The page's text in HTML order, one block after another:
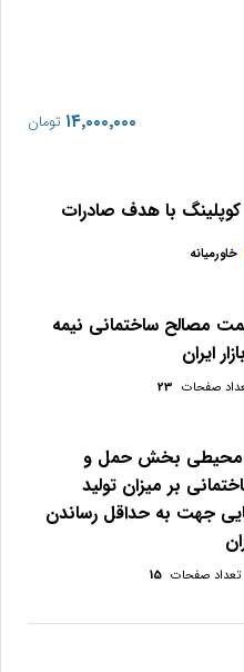
با هدف صادرات
خاورمیانه
‎۱۴٬۰۰۰٬۰۰۰ تومان
مصالح ساختمانی نيمه
صفحات 23
بخش حمل و
بر میزان تولید
جهت به حداقل رساندن
تعداد صفحات 15